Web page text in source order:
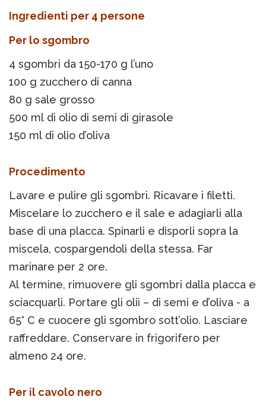
Ingredienti per 4 persone
Per lo sgombro
4 sgombri da 150-170 g l’uno
100 g zucchero di canna
80 g sale grosso
500 ml di olio di semi di girasole
150 ml di olio d’oliva
Procedimento
Lavare e pulire gli sgombri. Ricavare i filetti.
Miscelare lo zucchero e il sale e adagiarli alla
base di una placca. Spinarli e disporli sopra la
miscela, cospargendoli della stessa. Far
marinare per 2 ore.
Al termine, rimuovere gli sgombri dalla placca e
sciacquarli. Portare gli olii – di semi e d’oliva - a
65° C e cuocere gli sgombro sott’olio. Lasciare
raffreddare. Conservare in frigorifero per
almeno 24 ore.
Per il cavolo nero